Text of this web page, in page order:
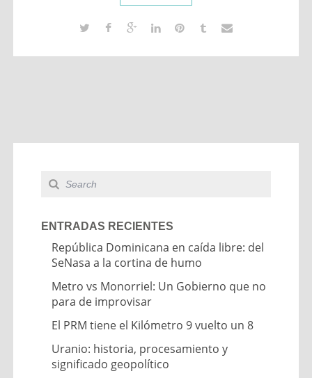
ENTRADAS RECIENTES
República Dominicana en caída libre: del
SeNasa a la cortina de humo
Metro vs Monorriel: Un Gobierno que no
para de improvisar
El PRM tiene el Kilómetro 9 vuelto un 8
Uranio: historia, procesamiento y
significado geopolítico